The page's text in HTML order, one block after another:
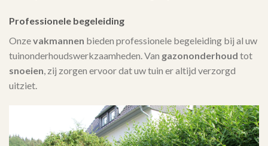
Professionele begeleiding
Onzevakmannen bieden professionele begeleiding bij al uw
tuinonderhoudswerkzaamheden. Van gazononderhoud tot
snoeien, zij zorgen ervoor dat uw tuin er altijd verzorgd
uitziet.